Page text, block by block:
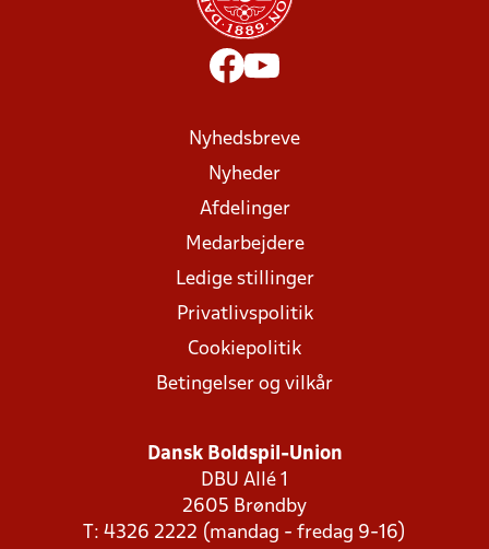
Nyhedsbreve
Nyheder
Afdelinger
Medarbejdere
Ledige stillinger
Privatlivspolitik
Cookiepolitik
Betingelser og vilkår
Dansk Boldspil-Union
DBU Allé 1
2605 Brøndby
T: 4326 2222 (mandag - fredag 9-16)